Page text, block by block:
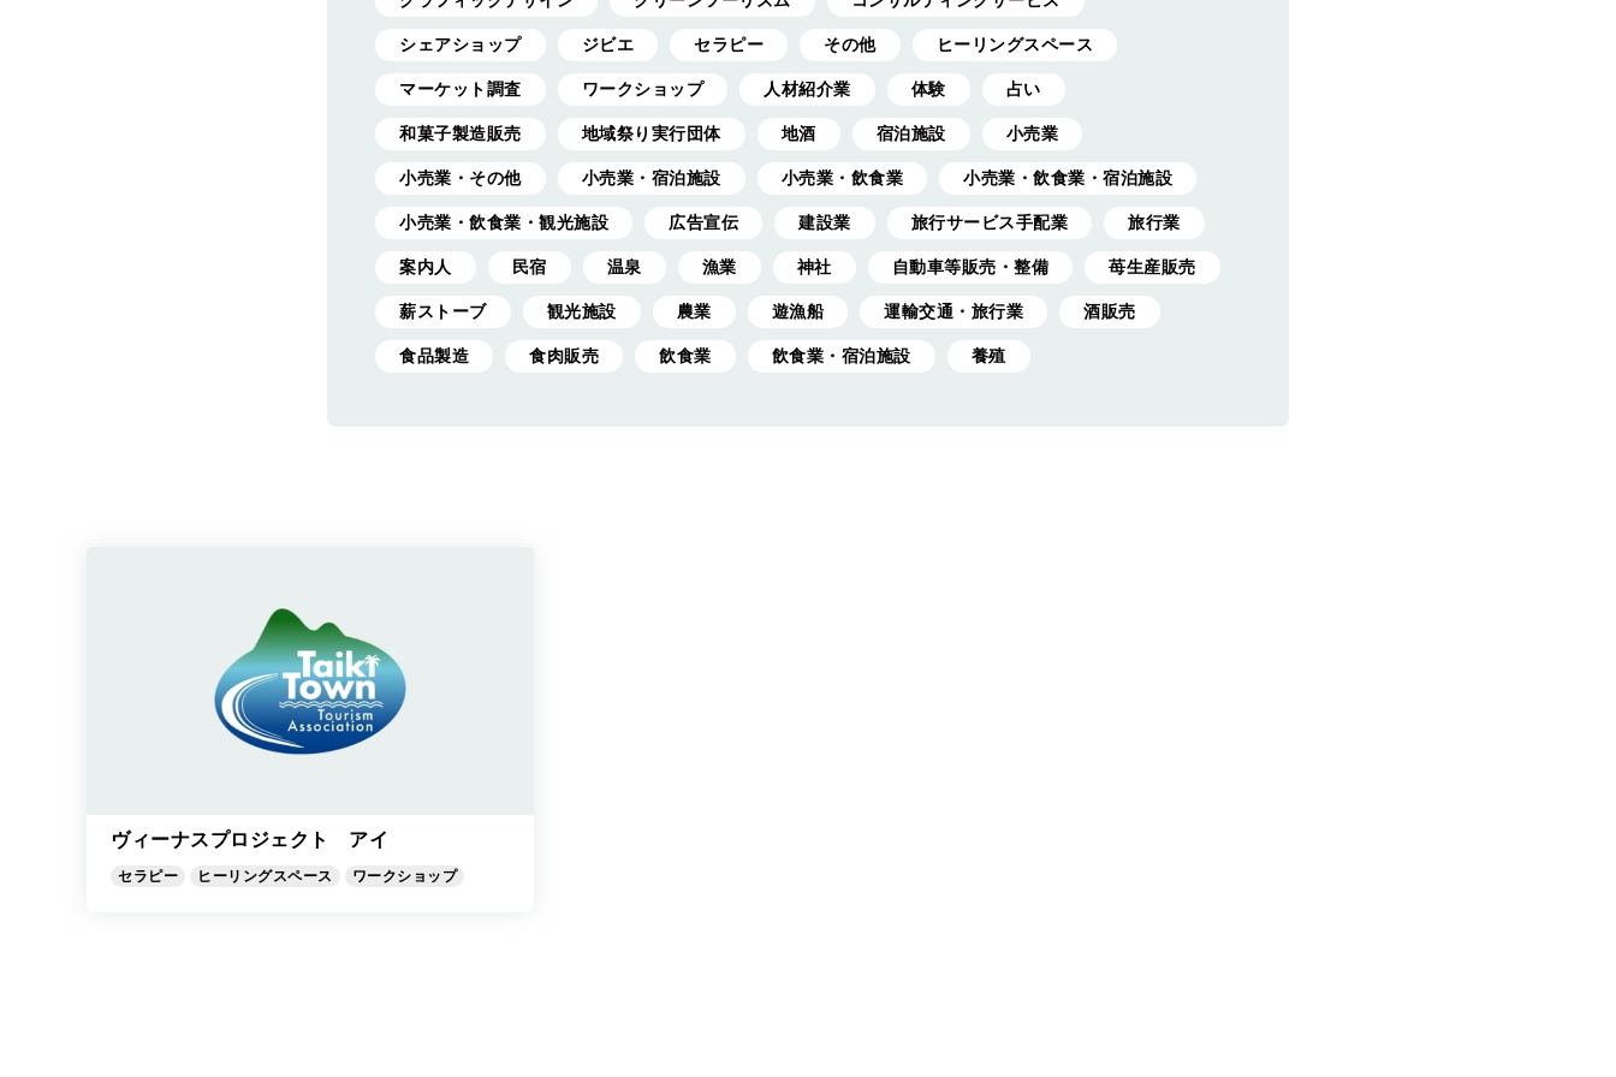
シェアショップ ジビエ セラピー その他 ヒーリングスペース
マーケット調査 ワークショップ 人材紹介業 体験 占い
和菓子製造販売 地域祭り実行団体 地酒 宿泊施設 小売業
小売業・その他 小売業・宿泊施設 小売業・飲食業 小売業・飲食業・宿泊施設
小売業・飲食業・観光施設 広告宣伝 建設業 旅行サービス手配業 旅行業
案内人 民宿 温泉 漁業 神社 自動車等販売・整備 苺生産販売
薪ストーブ 観光施設 農業 遊漁船 運輸交通・旅行業 酒販売
食品製造 食肉販売 飲食業 飲食業・宿泊施設 養殖
ヴィーナスプロジェクト アイ
セラピー ヒーリングスペース ワークショップ